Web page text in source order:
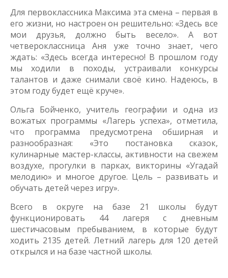
Для первоклассника Максима эта смена – первая в
его жизни, но настроен он решительно: «Здесь все
мои друзья, должно быть весело». А вот
четвероклассница Аня уже точно знает, чего
ждать: «Здесь всегда интересно! В прошлом году
мы ходили в походы, устраивали конкурсы
талантов и даже снимали своё кино. Надеюсь, в
этом году будет ещё круче».
Ольга Бойченко, учитель географии и одна из
вожатых программы «Лагерь успеха», отметила,
что программа предусмотрена обширная и
разнообразная: «Это постановка сказок,
кулинарные мастер-классы, активности на свежем
воздухе, прогулки в парках, викторины «Угадай
мелодию» и многое другое. Цель – развивать и
обучать детей через игру».
Всего в округе на базе 21 школы будут
функционировать 44 лагеря с дневным
шестичасовым пребыванием, в которые будут
ходить 2135 детей. Летний лагерь для 120 детей
открылся и на базе частной школы.